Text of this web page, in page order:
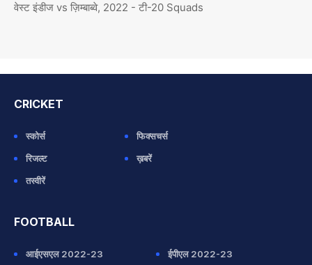
वेस्ट इंडीज vs ज़िम्बाब्वे, 2022 - टी-20 Squads
CRICKET
स्कोर्स
फिक्सचर्स
रिजल्ट
ख़बरें
तस्वीरें
FOOTBALL
आईएसएल 2022-23
ईपीएल 2022-23